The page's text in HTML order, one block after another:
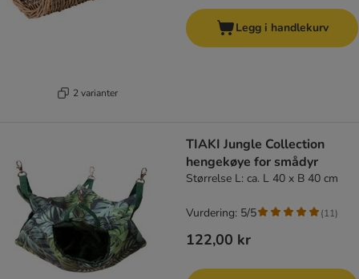
2 varianter
Legg i handlekurv
TIAKI Jungle Collection
hengekøye for smådyr
Størrelse L: ca. L 40 x B 40 cm
122,00 kr
Vurdering: 5/5 (11)